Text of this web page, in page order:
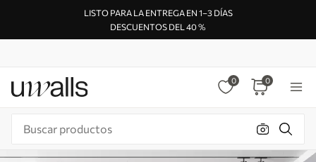
LISTO PARA LA ENTREGA EN 1–3 DÍAS
DESCUENTOS DEL 40 %
0 0